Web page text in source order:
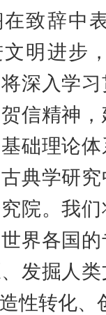
辞中表
明进步
深入学
信精神
础理论
典学研
院。我
界各国
发掘人
性转化、